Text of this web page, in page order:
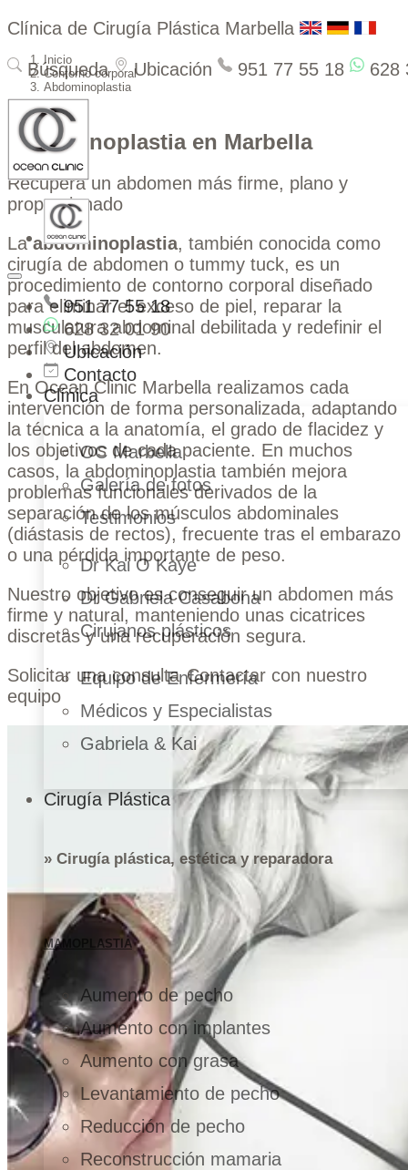
Clínica de Cirugía Plástica Marbella
Búsqueda Ubicación 951 77 55 18 628
951 77 55 18
628 32 01 90
Ubicación
Contacto
Clínica
OC Marbella
Galería de fotos
Testimonios
Dr Kai O Kaye
Dr Gabriela Casabona
Cirujanos plásticos
Equipo de Enfermería
Médicos y Especialistas
Gabriela & Kai
Cirugía Plástica
» Cirugía plástica, estética y reparadora
MAMOPLASTIA
Aumento de pecho
Aumento con implantes
Aumento con grasa
Levantamiento de pecho
Reducción de pecho
Reconstrucción mamaria
Inicio
Contorno corporal
Abdominoplastia
Abdominoplastia en Marbella
Recupera un abdomen más firme, plano y
proporcionado
Laabdominoplastia, también conocida como
cirugía de abdomen o tummy tuck, es un
procedimiento de contorno corporal diseñado
para eliminar el exceso de piel, reparar la
musculatura abdominal debilitada y redefinir el
perfil del abdomen.
En Ocean Clinic Marbella realizamos cada
intervención de forma personalizada, adaptando
la técnica a la anatomía, el grado de flacidez y
los objetivos de cada paciente. En muchos
casos, la abdominoplastia también mejora
problemas funcionales derivados de la
separación de los músculos abdominales
(diástasis de rectos), frecuente tras el embarazo
o una pérdida importante de peso.
Nuestro objetivo es conseguir un abdomen más
firme y natural, manteniendo unas cicatrices
discretas y una recuperación segura.
Solicitar una consulta Contactar con nuestro
equipo